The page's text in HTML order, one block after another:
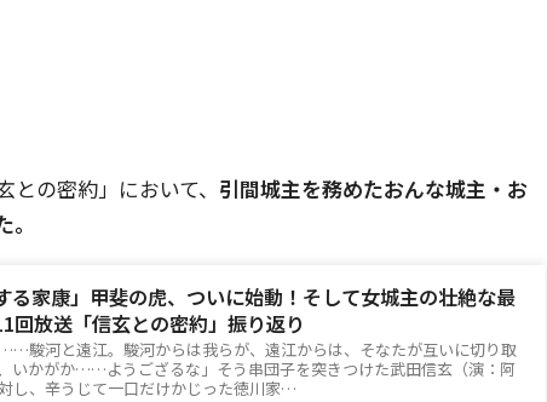
との密約」において、 引間城主を務めたおんな城主・お
る家康」甲斐の虎、ついに始動！そして女城主の壮絶な最
回放送「信玄との密約」振り返り
……駿河と遠江。駿河からは我らが、遠江からは、そなたが互いに切り取
いかがか……ようござるな」そう串団子を突きつけた武田信玄（演：阿
し、辛うじて一口だけかじった徳川家…